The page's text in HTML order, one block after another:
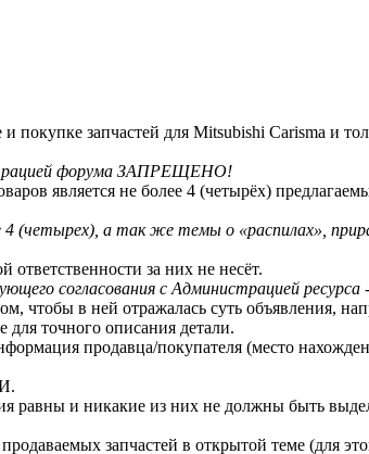
запчастей для Mitsubishi Carisma и
форума ЗАПРЕЩЕНО!
является не более 4 (четырёх)
(четырех), а так же темы о «распилах»,
за них не несёт.
согласования с Администрацией ресурса
чтобы в ней отражалась суть объявления,
для точного описания детали.
продавца/покупателя (место
равны и никакие из них не должны быть
запчастей в открытой теме (для